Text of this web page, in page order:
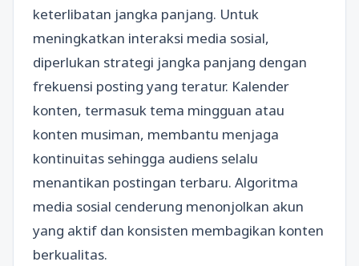
keterlibatan jangka panjang. Untuk
meningkatkan interaksi media sosial,
diperlukan strategi jangka panjang dengan
frekuensi posting yang teratur. Kalender
konten, termasuk tema mingguan atau
konten musiman, membantu menjaga
kontinuitas sehingga audiens selalu
menantikan postingan terbaru. Algoritma
media sosial cenderung menonjolkan akun
yang aktif dan konsisten membagikan konten
berkualitas.